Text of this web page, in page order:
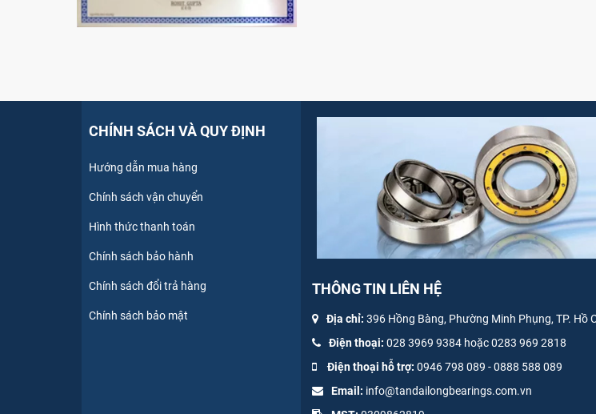
CHÍNH SÁCH VÀ QUY ĐỊNH
Hướng dẫn mua hàng
Chính sách vận chuyển
Hình thức thanh toán
Chính sách bảo hành
Chính sách đổi trả hàng
Chính sách bảo mật
THÔNG TIN LIÊN HỆ
Địa chỉ: 396 Hồng Bàng, Phường Minh Phụng, TP. Hồ
Điện thoại: 028 3969 9384 hoặc 0283 969 2818
Điện thoại hỗ trợ: 0946 798 089 -0888 588 089
Email: info@tandailongbearings.com.vn